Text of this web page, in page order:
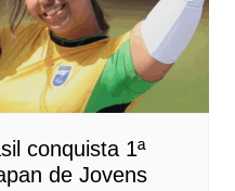
conquista 1ª
de Jovens